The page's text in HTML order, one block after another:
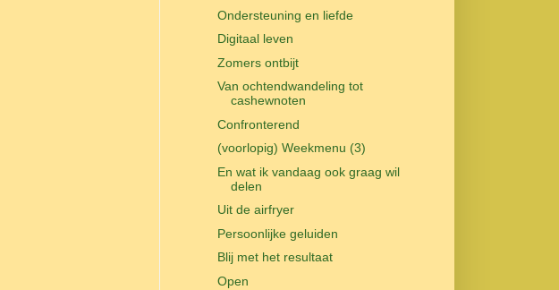
Ondersteuning en liefde
Digitaal leven
Zomers ontbijt
Van ochtendwandeling tot
cashewnoten
Confronterend
(voorlopig) Weekmenu (3)
En wat ik vandaag ook graag wil
delen
Uit de airfryer
Persoonlijke geluiden
Blij met het resultaat
Open